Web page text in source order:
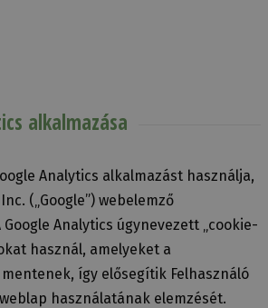
alkalmazása
Analytics alkalmazást használja,
(„Google”) webelemző
Analytics úgynevezett „cookie-
használ, amelyeket a
így elősegítik Felhasználó
használatának elemzését.